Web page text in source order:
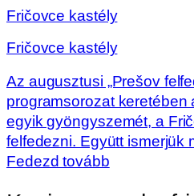
Fričovce kastély
Fričovce kastély
Az augusztusi „Prešov
programsorozat
egyik gyöngyszemét, a
felfedezni. Együtt ismerjük
Fedezd tovább